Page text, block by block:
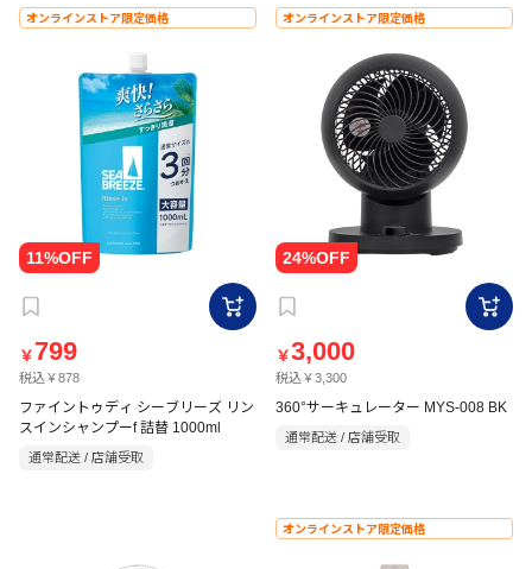
オンラインストア限定価格
￥ 799
税込￥878
ファイントゥディ シーブリーズ リン
スインシャンプーf 詰替 1000ml
通常配送 / 店舗受取
オンラインストア限定価格
￥3,000
税込￥3,300
360°サーキュレーター MYS-008 BK
通常配送 / 店舗受取
オンラインストア限定価格